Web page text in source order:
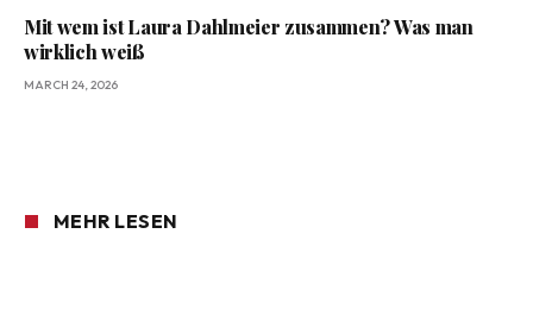
Mit wem ist Laura Dahlmeier zusammen? Was man
wirklich weiß
MARCH 24, 2026
MEHR LESEN